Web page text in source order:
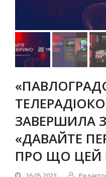
ЗАВЕРШИЛА
«ДАВАЙТЕ
ПРО ЩО ЦЕЙ